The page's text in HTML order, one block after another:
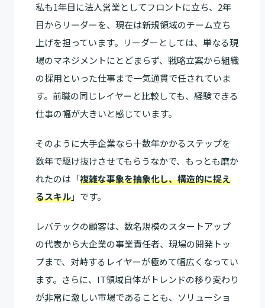
私も1年目に法人営業としてフロントに立ち、2年
目からリーダーを、現在は新規領域のチーム立ち
上げを担っています。リーダーとしては、単なる現
場のマネジメントにとどまらず、戦略立案から組織
の採用といった仕事まで一気通貫で任されていま
す。前職の同じレイヤーと比較しても、経験できる
仕事の幅が大きいと感じています。
そのように大手企業なら十数年かかるステップを
数年で駆け抜けさせてもらうなかで、もっとも磨か
れたのは「複雑な事象を抽象化し、構造的に捉え
るスキル」です。
レバテックの顧客は、数名規模のスタートアップ
の代表から大企業の事業責任者、現場の開発トッ
プまで、対峙するレイヤーが極めて幅広くなってい
ます。さらに、IT領域自体がトレンドの移り変わり
が非常に激しい市場であることも、ソリューショ